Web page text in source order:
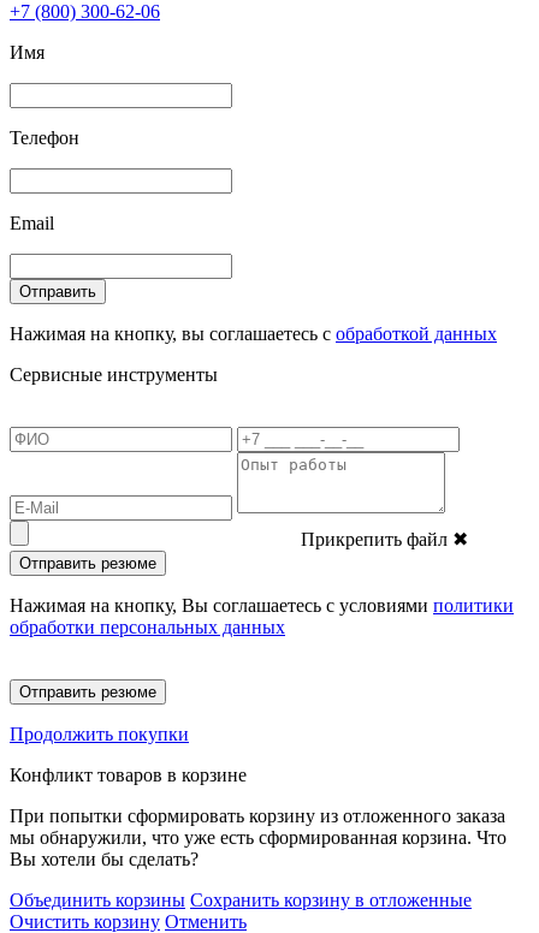
+7 (800) 300-62-06
Имя
Телефон
Email
Отправить
Нажимая на кнопку, вы соглашаетесь с обработкой данных
Сервисные инструменты
Прикрепить файл ✖
Отправить резюме
Нажимая на кнопку, Вы соглашаетесь с условиями политики
обработки персональных данных
Отправить резюме
Продолжить покупки
Конфликт товаров в корзине
При попытки сформировать корзину из отложенного заказа
мы обнаружили, что уже есть сформированная корзина. Что
Вы хотели бы сделать?
Объединить корзины Сохранить корзину в отложенные
Очистить корзину Отменить